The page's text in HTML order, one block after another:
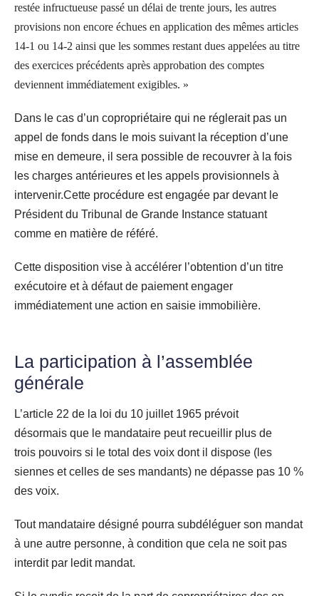
restée infructueuse passé un délai de trente jours, les autres
provisions non encore échues en application des mêmes articles
14-1 ou 14-2 ainsi que les sommes restant dues appelées au titre
des exercices précédents après approbation des comptes
deviennent immédiatement exigibles. »
Dans le cas d’un copropriétaire qui ne réglerait pas un
appel de fonds dans le mois suivant la réception d’une
mise en demeure, il sera possible de recouvrer à la fois
les charges antérieures et les appels provisionnels à
intervenir.Cette procédure est engagée par devant le
Président du Tribunal de Grande Instance statuant
comme en matière de référé.
Cette disposition vise à accélérer l’obtention d’un titre
exécutoire et à défaut de paiement engager
immédiatement une action en saisie immobilière.
La participation à l’assemblée
générale
L’article 22 de la loi du 10 juillet 1965 prévoit
désormais que le mandataire peut recueillir plus de
trois pouvoirs si le total des voix dont il dispose (les
siennes et celles de ses mandants) ne dépasse pas 10 %
des voix.
Tout mandataire désigné pourra subdéléguer son mandat
à une autre personne, à condition que cela ne soit pas
interdit par ledit mandat.